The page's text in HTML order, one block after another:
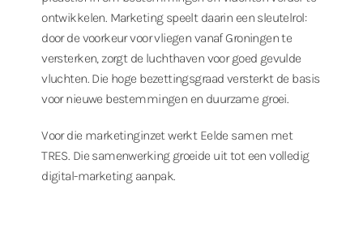
ontwikkelen. Marketing speelt daarin een sleutelrol:
door de voorkeur voor vliegen vanaf Groningen te
versterken, zorgt de luchthaven voor goed gevulde
vluchten. Die hoge bezettingsgraad versterkt de basis
voor nieuwe bestemmingen en duurzame groei.
Voor die marketinginzet werkt Eelde samen met
TRES. Die samenwerking groeide uit tot een volledig
digital-marketing aanpak.